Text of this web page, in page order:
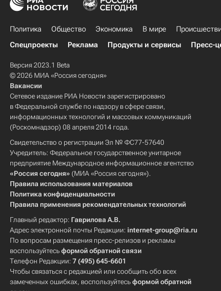
Политика Общество Экономика В мире
Спецпроекты
Реклама Продукты и сервисы Пресс-
Версия 2023.1 Beta
© 2026 МИА «Россия сегодня»
Вакансии
Сетевое издание РИА Новости зарегистрировано
в Федеральной службе по надзору в сфере связи,
информационных технологий и массовых коммуникаций
(Роскомнадзор) 08 апреля 2014 года.
Свидетельство о регистрации Эл № ФС77-57640
Учредитель: Федеральное государственное унитарное
предприятие Международное информационное агентство
«Россия сегодня» (МИА «Россия сегодня»).
Правила использования материалов
Политика конфиденциальности
Правила применения рекомендательных технологий
Главный редактор: Гаврилова А.В.
Адрес электронной почты Редакции: internet-group@ria.ru
По вопросам размещения пресс-релизов и рекламы
воспользуйтесьформой обратной связи
Телефон Редакции: 7 (495) 645-6601
Чтобы связаться с редакцией или сообщить обо всех
замеченных ошибках, воспользуйтесьформой обратной